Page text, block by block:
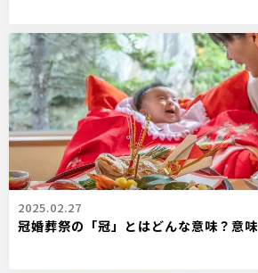
2025.02.27
冠婚葬祭の「冠」とはどんな意味？意